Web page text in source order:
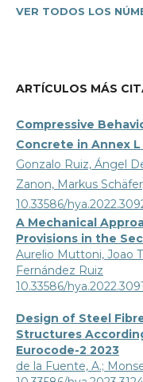
VER TODOS LOS
ARTÍCULOS MÁS
Compressive
Concrete in Annex
Gonzalo Ruiz, Ángel
Zanon, Markus
10.33586/
A Mechanical
Provisions in the
Aurelio Muttoni, Joao
Fernández Ruiz
10.33586/hya.2022.3091
Design of Steel
Structures
Eurocode-2 2023
de la Fuente, A.;